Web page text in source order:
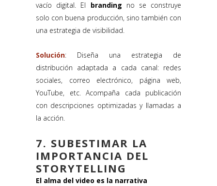
vacío digital. El branding no se construye
solo con buena producción, sino también con
una estrategia de visibilidad.
Solución: Diseña una estrategia de
distribución adaptada a cada canal: redes
sociales, correo electrónico, página web,
YouTube, etc. Acompaña cada publicación
con descripciones optimizadas y llamadas a
la acción.
7. SUBESTIMAR LA
IMPORTANCIA DEL
STORYTELLING
El alma del video es la narrativa